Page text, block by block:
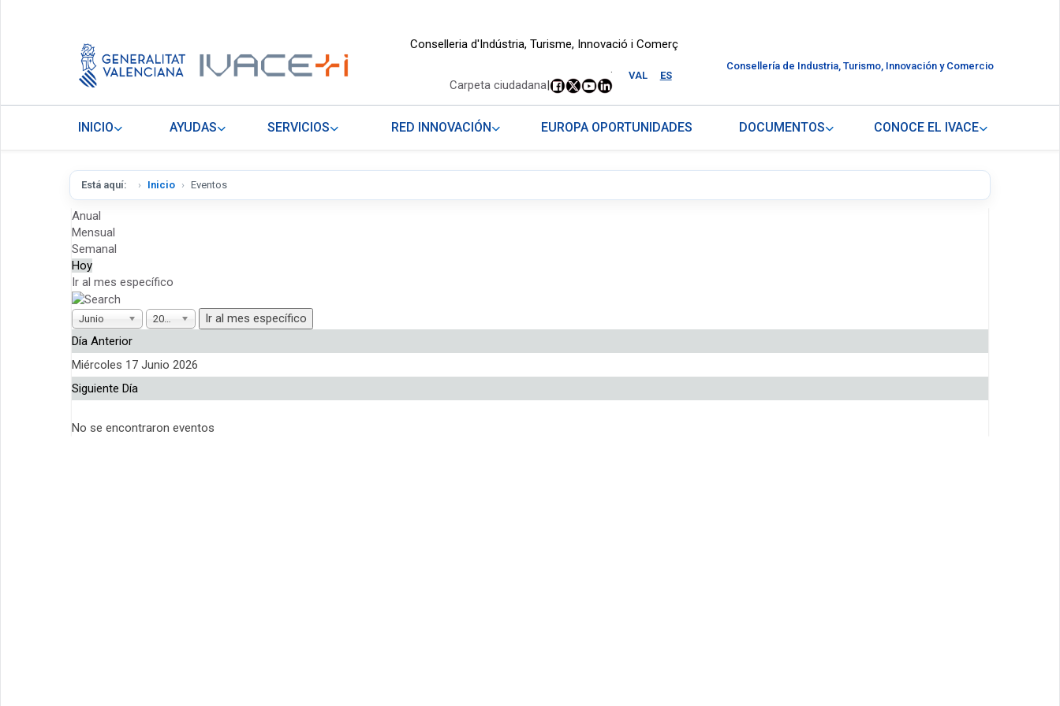
Conselleria d'Indústria, Turisme, Innovació i Comerç
VAL ES
.
Carpeta ciudadana|
Consellería de Industria, Turismo, Innovación y Comercio
INICIO AYUDAS SERVICIOS RED INNOVACIÓN EUROPA OPORTUNIDADES DOCUMENTOS CONOCE EL IVACE
Está aquí: Inicio Eventos
Anual
Mensual
Semanal
Hoy
Ir al mes específico
Junio 2026
Ir al mes específico
Día Anterior
Miércoles 17 Junio 2026
Siguiente Día
No se encontraron eventos